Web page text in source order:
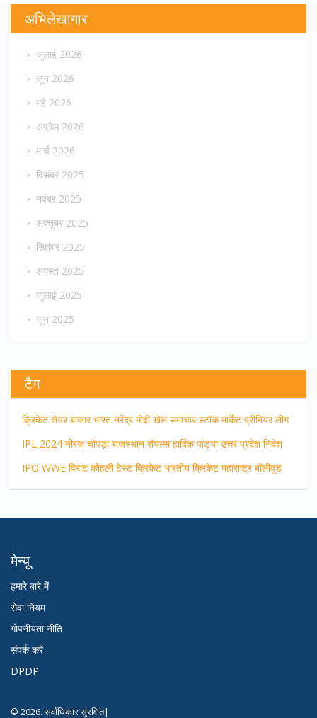
अभिलेखागार
जुलाई 2026
जून 2026
मई 2026
अप्रैल 2026
मार्च 2026
दिसंबर 2025
नवंबर 2025
अक्तूबर 2025
सितंबर 2025
अगस्त 2025
जुलाई 2025
जून 2025
टैग
क्रिकेट शेयर बाजार भारत नरेंद्र मोदी खेल समाचार स्टॉक मार्केट प्रीमियर लीग
IPL 2024 नीरज चोपड़ा राजस्थान रॉयल्स हार्दिक पांड्या उत्तर प्रदेश निवेश
IPO WWE विराट कोहली टेस्ट क्रिकेट भारतीय क्रिकेट महाराष्ट्र बॉलीवुड
मेन्यू
हमारे बारे में
सेवा नियम
गोपनीयता नीति
संपर्क करें
DPDP
© 2026. सर्वाधिकार सुरक्षित|